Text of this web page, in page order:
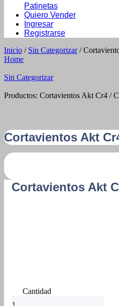
Patinetas
Quiero Vender
Ingresar
Registrarse
Inicio / Sin Categorizar/
Home
Sin Categorizar
Productos: Cortavientos Akt Cr4 /
Cortavientos Akt
Cortavientos Akt
Cortavientos